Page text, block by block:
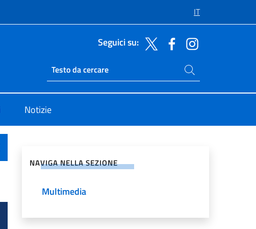
IT
Seguici su:
Ricerca sito live
Cerca nel sito
Notizie
NAVIGA NELLA SEZIONE
Multimedia